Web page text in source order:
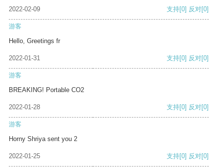
2022-02-09 支持[0] 反对[0]
游客
Hello, Greetings fr
2022-01-31 支持[0] 反对[0]
游客
BREAKING! Portable CO2
2022-01-28 支持[0] 反对[0]
游客
Horny Shriya sent you 2
2022-01-25 支持[0] 反对[0]